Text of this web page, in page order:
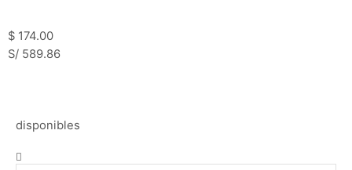
$ 174.00
S/ 589.86
disponibles